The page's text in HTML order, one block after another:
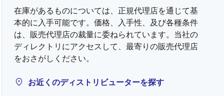
在庫があるものについては、正規代理店を通じて基
本的に入手可能です。価格、入手性、及び各種条件
は、販売代理店の裁量に委ねられています。当社の
ディレクトリにアクセスして、最寄りの販売代理店
をおさがしください。
お近くのディストリビューターを探す